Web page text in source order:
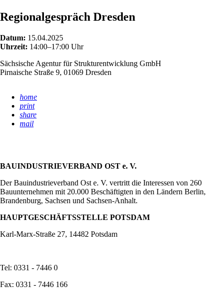
Regionalgespräch Dresden
Datum: 15.04.2025
Uhrzeit: 14:00–17:00 Uhr
Sächsische Agentur für Strukturentwicklung GmbH
Pirnaische Straße 9, 01069 Dresden
home
print
share
mail
BAUINDUSTRIEVERBAND OST e. V.
Der Bauindustrieverband Ost e. V. vertritt die Interessen von 260
Bauunternehmen mit 20.000 Beschäftigten in den Ländern Berlin,
Brandenburg, Sachsen und Sachsen-Anhalt.
HAUPTGESCHÄFTSSTELLE POTSDAM
Karl-Marx-Straße 27, 14482 Potsdam
Tel: 0331 - 7446 0
Fax: 0331 - 7446 166